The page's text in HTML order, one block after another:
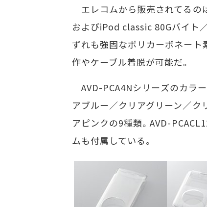
エレコムから販売されてるの
およびiPod classic 80Gバイト
ずれも強固なポリカーボネート
作やケーブル着脱が可能だ。
AVD-PCA4Nシリーズのカラ
アブルー／クリアグリーン／ク
アピンクの9種類。AVD-
ムも付属している。